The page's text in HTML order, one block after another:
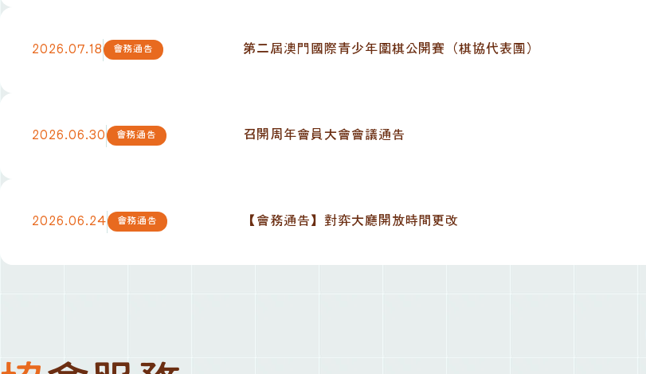
2026.07.18 會務通告 第二屆澳門國際青少年圍棋公開賽（棋協代表團）
2026.06.30 會務通告 召開周年會員大會會議通告
2026.06.24 會務通告 【會務通告】對弈大廳開放時間更改